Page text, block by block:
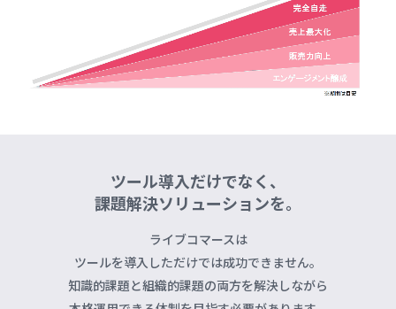
ツール導入だけでなく、
課題解決ソリューションを。
ライブコマースは
ツールを導入しただけでは成功できません。
知識的課題と組織的課題の両方を解決しながら